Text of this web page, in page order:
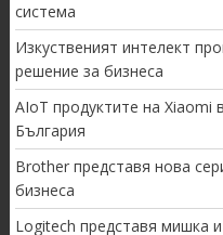
система
Изкуственият интелект
решение за бизнеса
AIoT продуктите на Xiaomi
България
Brother представя нова
бизнеса
Logitech представя мишка